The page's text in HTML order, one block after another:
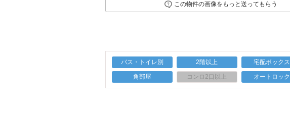
この物件の画像をもっと送ってもらう
バス・トイレ別 2階以上 宅配ボックス
角部屋 コンロ2口以上 オートロック